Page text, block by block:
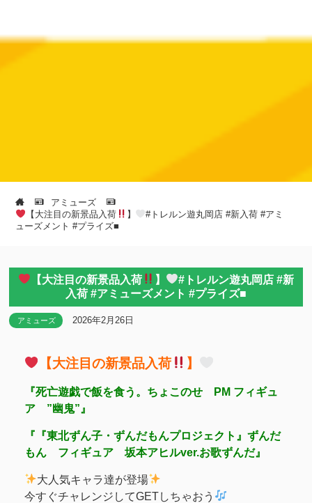
アミューズ
【大注目の新景品入荷
】
#トレルン遊丸岡店 #新入荷 #アミ
ューズメント #プライズ■
【大注目の新景品入荷 】
#トレルン遊丸岡店 #新
入荷 #アミューズメント #プライズ■
アミューズ 2026年2月26日
【大注目の新景品入荷 】
『死亡遊戯で飯を食う。ちょこのせ PM フィギュ
ア ”幽鬼”』
『『東北ずん子・ずんだもんプロジェクト』ずんだ
もん フィギュア 坂本アヒルver.お歌ずんだ』
大人気キャラ達が登場
今すぐチャレンジしてGETしちゃおう